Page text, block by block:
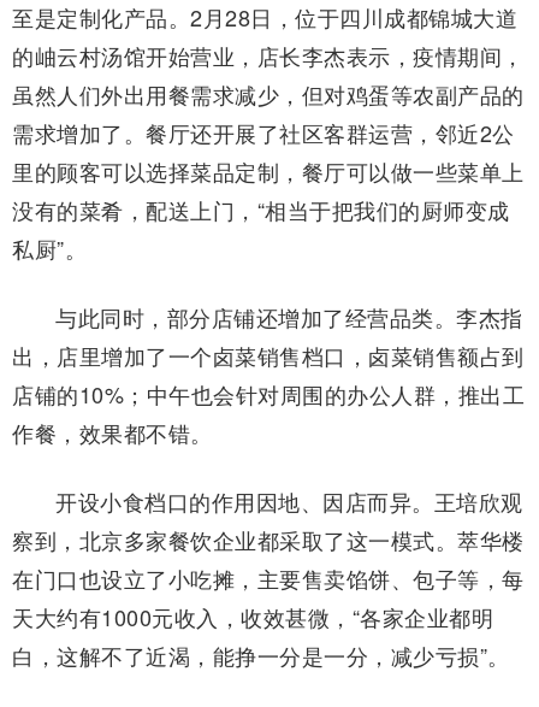
至是定制化产品。2月28日，位于四川成都锦城大道
的岫云村汤馆开始营业，店长李杰表示，疫情期间，
虽然人们外出用餐需求减少，但对鸡蛋等农副产品的
需求增加了。餐厅还开展了社区客群运营，邻近2公
里的顾客可以选择菜品定制，餐厅可以做一些菜单上
没有的菜肴，配送上门，“相当于把我们的厨师变成
私厨”。
与此同时，部分店铺还增加了经营品类。李杰指
出，店里增加了一个卤菜销售档口，卤菜销售额占到
店铺的10%；中午也会针对周围的办公人群，推出工
作餐，效果都不错。
开设小食档口的作用因地、因店而异。王培欣观
察到，北京多家餐饮企业都采取了这一模式。萃华楼
在门口也设立了小吃摊，主要售卖馅饼、包子等，每
天大约有1000元收入，收效甚微，“各家企业都明
白，这解不了近渴，能挣一分是一分，减少亏损”。